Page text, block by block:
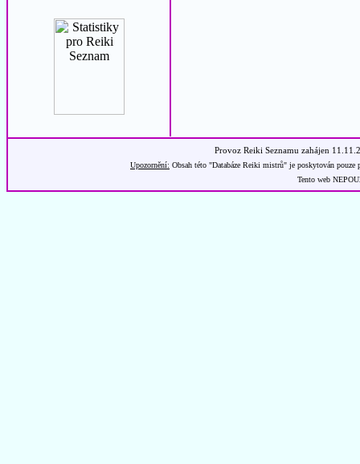
Provoz Reiki Seznamu zahájen
Upozornění: Obsah této "Databáze Reiki mistrů" je poskytován
Tento web